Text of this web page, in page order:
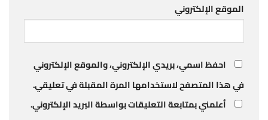
الموقع الإلكتروني
احفظ اسمي، بريدي الإلكتروني، والموقع الإلكتروني
في هذا المتصفح لاستخدامها المرة المقبلة في تعليقي.
أعلمني بمتابعة التعليقات بواسطة البريد الإلكتروني.